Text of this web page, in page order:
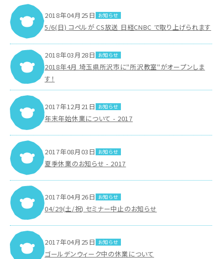
2018年04月25日 お知らせ
5/6(日) コペルが CS放送 日経CNBC で取り上げられます
2018年03月28日 お知らせ
2018年4月 埼玉県所沢市に"所沢教室"がオープンしま
す！
2017年12月21日 お知らせ
年末年始休業について - 2017
2017年08月03日 お知らせ
夏季休業のお知らせ - 2017
2017年04月26日 お知らせ
04/29(土/祝) セミナー中止のお知らせ
2017年04月25日 お知らせ
ゴールデンウィーク中の休業について